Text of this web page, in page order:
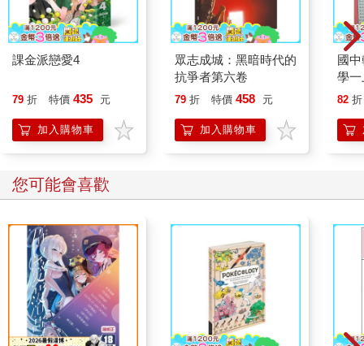
課金派戀愛4
79 折 特價 435 元
加入購物車
眾志成城：黑暗時代的
抗爭者第六卷
79 折 特價 458 元
加入購物車
國
學一
82 折
您可能會喜歡